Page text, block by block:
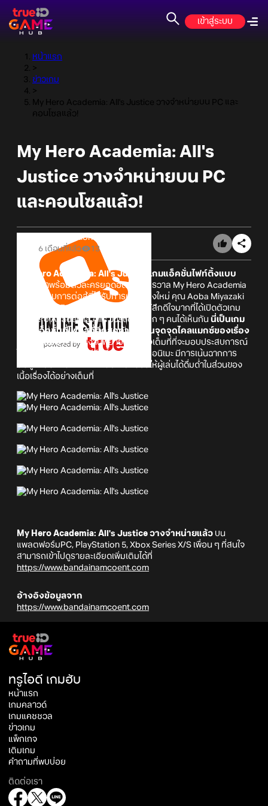
เข้าสู่ระบบ
หน้าแรก
>
ข่าวเกม
>
My Hero Academia: All's Justice วางจำหน่ายบน PC และ
คอนโซลแล้ว!
My Hero Academia: All's
Justice วางจำหน่ายบน PC
และคอนโซลแล้ว!
Online Station
6 เดือนที่แล้ว
13
My Hero Academia: All's Justice เกมแอ็คชั่นไฟท์ติ้งแบบ
ที่มาพร้อมตัวละครยอดฮิตจากจักรวาล My Hero Academia
พร้อมระบบการต่อสู้ที่ได้รับการปรับแต่งใหม่ คุณ Aoba Miyazaki
ตำแหน่งโปรดิวเซอร์ ได้ออกมาเผยว่า รู้สึกดีใจมากที่ได้เปิดตัวเกม
My Hero Academia All's Justice ให้ทุก ๆ คนได้เห็นกัน นี่เป็นเกม
แนวแอ็คชั่นที่โฟกัสที่ศึกสุดท้ายที่เป็นจุดจุดไคลแมกซ์ของเรื่อง
ราวต้นฉบับทางทีมงานพยายามอย่างเต็มที่ที่จะมอบประสบการณ์
ใหม่ให้กับทั้งแฟนเกมซีรีส์นี้ รวมถึงผู้ชมอนิเมะ มีการเน้นฉากการ
ต่อสู้ผ่านองค์ประกิบการเล่นเกมที่ช่วยให้ผู้เล่นได้ดื่มด่ำในส่วนของ
เนื้อเรื่องได้อย่างเต็มที่
My Hero Academia: All's Justice วางจำหน่ายแล้ว บน
แพลตฟอร์มPC, PlayStation 5, Xbox Series X/S เพื่อน ๆ ที่สนใจ
สามารถเข้าไปดูรายละเอียดเพิ่มเติมได้ที่
https://www.bandainamcoent.com
อ้างอิงข้อมูลจาก
https://www.bandainamcoent.com
ทรูไอดี เกมฮับ
หน้าแรก
เกมคลาวด์
เกมแคชชวล
ข่าวเกม
แพ็กเกจ
เติมเกม
คำถามที่พบบ่อย
ติดต่อเรา